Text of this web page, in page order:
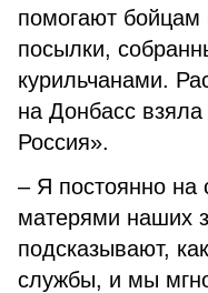
помогают бойцам
посылки,
курильчанами.
на Донбасс
Россия».
– Я постоянно на
матерями наших
подсказывают,
службы, и мы